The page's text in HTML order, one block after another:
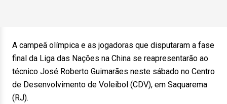
A campeã olímpica e as jogadoras que disputaram a fase
final da Liga das Nações na China se reapresentarão ao
técnico José Roberto Guimarães neste sábado no Centro
de Desenvolvimento de Voleibol (CDV), em Saquarema
(RJ).